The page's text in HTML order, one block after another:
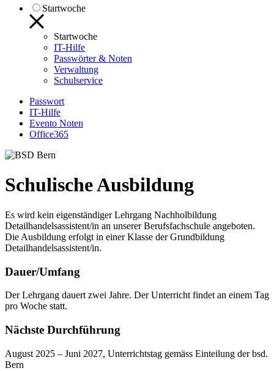
Startwoche
Startwoche
IT-Hilfe
Passwörter & Noten
Verwaltung
Schulservice
Passwort
IT-Hilfe
Evento Noten
Office365
Schulische Ausbildung
Es wird kein eigenständiger Lehrgang Nachholbildung
Detailhandelsassistent/in an unserer Berufsfachschule angeboten.
Die Ausbildung erfolgt in einer Klasse der Grundbildung
Detailhandelsassistent/in.
Dauer/Umfang
Der Lehrgang dauert zwei Jahre. Der Unterricht findet an einem Tag
pro Woche statt.
Nächste Durchführung
August 2025 – Juni 2027, Unterrichtstag gemäss Einteilung der bsd.
Bern